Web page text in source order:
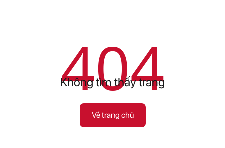
404
Không tìm thấy trang
Về trang chủ